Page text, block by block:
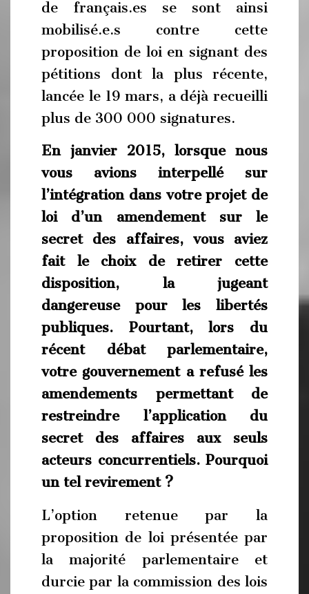
de français.es se sont ainsi
mobilisé.e.s contre cette
proposition de loi en signant des
pétitions dont la plus récente,
lancée le 19 mars, a déjà recueilli
plus de 300 000 signatures.
En janvier 2015, lorsque nous
vous avions interpellé sur
l’intégration dans votre projet de
loi d’un amendement sur le
secret des affaires, vous aviez
fait le choix de retirer cette
disposition, la jugeant
dangereuse pour les libertés
publiques. Pourtant, lors du
récent débat parlementaire,
votre gouvernement a refusé les
amendements permettant de
restreindre l’application du
secret des affaires aux seuls
acteurs concurrentiels. Pourquoi
un tel revirement ?
L’option retenue par la
proposition de loi présentée par
la majorité parlementaire et
durcie par la commission des lois